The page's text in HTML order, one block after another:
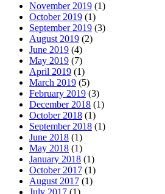
November 2019 (1)
October 2019 (1)
September 2019 (3)
August 2019 (2)
June 2019 (4)
May 2019 (7)
April 2019 (1)
March 2019 (5)
February 2019 (3)
December 2018 (1)
October 2018 (1)
September 2018 (1)
June 2018 (1)
May 2018 (1)
January 2018 (1)
October 2017 (1)
August 2017 (1)